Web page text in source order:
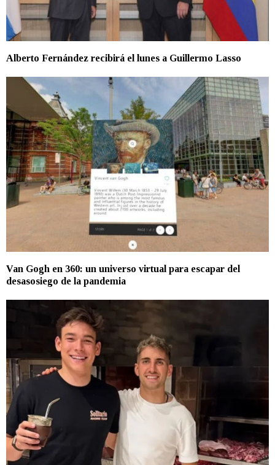
Alberto Fernández recibirá el lunes a Guillermo Lasso
Van Gogh en 360: un universo virtual para escapar del
desasosiego de la pandemia